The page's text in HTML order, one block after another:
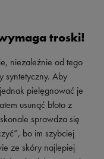
troski!
niezależnie od tego
syntetyczny. Aby
pielęgnować je
usunąć błoto z
sprawdza się
bo im szybciej
ze skóry najlepiej